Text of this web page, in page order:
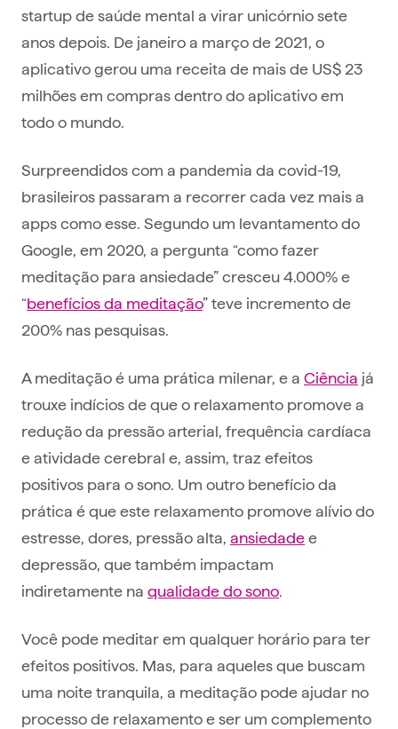
startup de saúde mental a virar unicórnio sete
anos depois. De janeiro a março de 2021, o
aplicativo gerou uma receita de mais de US$ 23
milhões em compras dentro do aplicativo em
todo o mundo.
Surpreendidos com a pandemia da covid-19,
brasileiros passaram a recorrer cada vez mais a
apps como esse. Segundo um levantamento do
Google, em 2020, a pergunta “como fazer
meditação para ansiedade” cresceu 4.000% e
“benefícios da meditação” teve incremento de
200% nas pesquisas.
A meditação é uma prática milenar, e a Ciência já
trouxe indícios de que o relaxamento promove a
redução da pressão arterial, frequência cardíaca
e atividade cerebral e, assim, traz efeitos
positivos para o sono. Um outro benefício da
prática é que este relaxamento promove alívio do
estresse, dores, pressão alta, ansiedadee
depressão, que também impactam
indiretamente na qualidade do sono.
Você pode meditar em qualquer horário para ter
efeitos positivos. Mas, para aqueles que buscam
uma noite tranquila, a meditação pode ajudar no
processo de relaxamento e ser um complemento